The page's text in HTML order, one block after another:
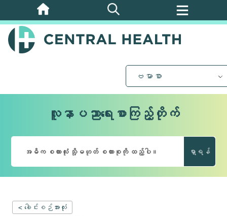
အဓိက
အကြောင်းအရာ
သို့
ဗမာစာ
လူနာပညာရေးစာကြည့်တိုက်
ရှာရန်
< ခေါင်းစဉ်အားလုံး